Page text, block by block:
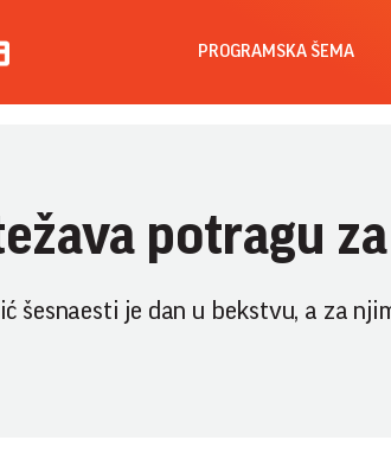
PROGRAMSKA ŠEMA
potragu
šesnaesti je dan u bekstvu, a za